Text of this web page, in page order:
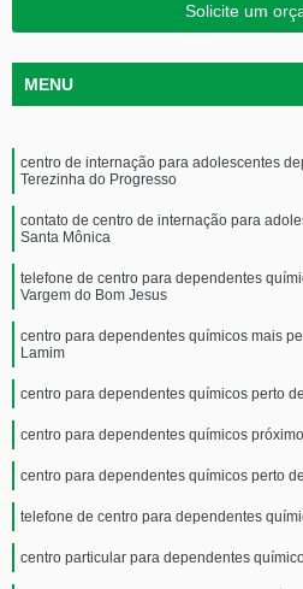
Solicite um
MENU
centro de internação para adolescentes
Terezinha do Progresso
contato de centro de internação para
Santa Mônica
telefone de centro para dependentes
Vargem do Bom Jesus
centro para dependentes químicos mais
Lamim
centro para dependentes químicos perto
centro para dependentes químicos
centro para dependentes químicos perto
telefone de centro para dependentes
centro particular para dependentes